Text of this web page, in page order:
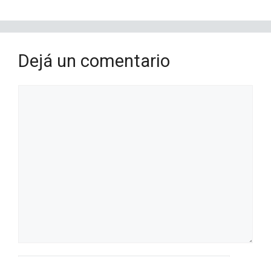
Dejá un comentario